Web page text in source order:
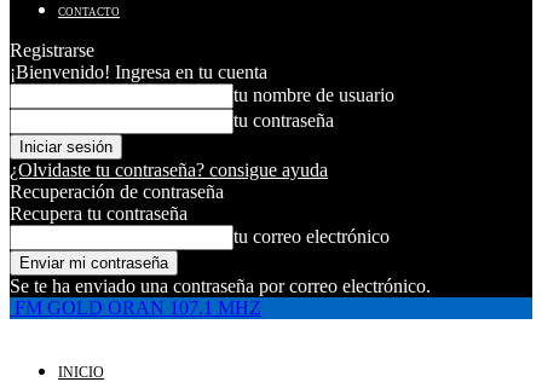
CONTACTO
Registrarse
¡Bienvenido! Ingresa en tu cuenta
tu nombre de usuario
tu contraseña
¿Olvidaste tu contraseña? consigue ayuda
Recuperación de contraseña
Recupera tu contraseña
tu correo electrónico
Se te ha enviado una contraseña por correo electrónico.
FM GOLD ORAN 107.1 MHZ
INICIO